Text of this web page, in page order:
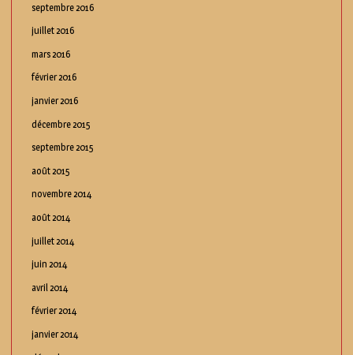
septembre 2016
juillet 2016
mars 2016
février 2016
janvier 2016
décembre 2015
septembre 2015
août 2015
novembre 2014
août 2014
juillet 2014
juin 2014
avril 2014
février 2014
janvier 2014